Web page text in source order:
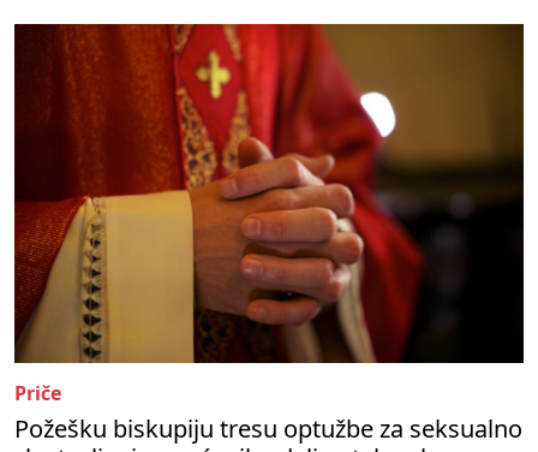
Priče
Požešku biskupiju tresu optužbe za seksualno